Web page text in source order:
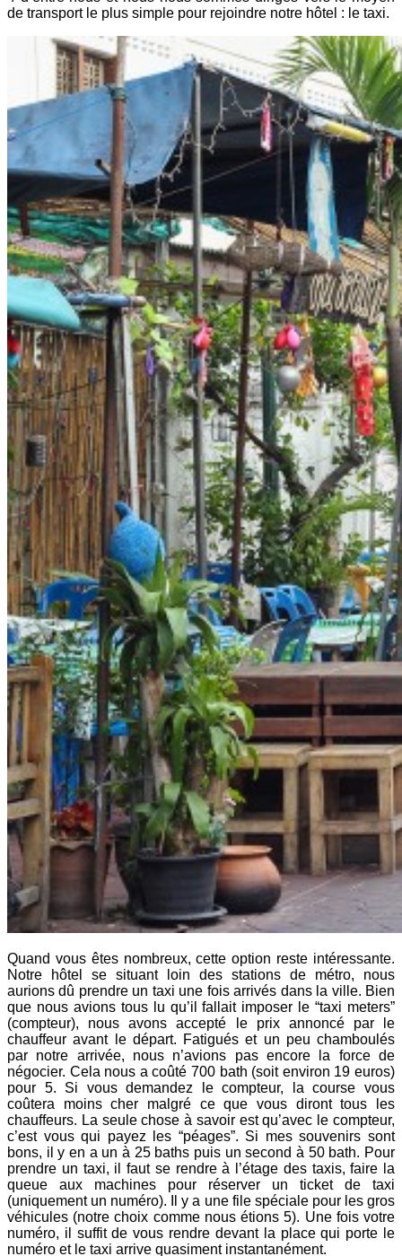
de transport le plus simple pour rejoindre notre hôtel : le taxi.
Quand vous êtes nombreux, cette option reste intéressante.
Notre hôtel se situant loin des stations de métro, nous
aurions dû prendre un taxi une fois arrivés dans la ville. Bien
que nous avions tous lu qu’il fallait imposer le “taxi meters”
(compteur), nous avons accepté le prix annoncé par le
chauffeur avant le départ. Fatigués et un peu chamboulés
par notre arrivée, nous n’avions pas encore la force de
négocier. Cela nous a coûté 700 bath (soit environ 19 euros)
pour 5. Si vous demandez le compteur, la course vous
coûtera moins cher malgré ce que vous diront tous les
chauffeurs. La seule chose à savoir est qu’avec le compteur,
c’est vous qui payez les “péages”. Si mes souvenirs sont
bons, il y en a un à 25 baths puis un second à 50 bath. Pour
prendre un taxi, il faut se rendre à l’étage des taxis, faire la
queue aux machines pour réserver un ticket de taxi
(uniquement un numéro). Il y a une file spéciale pour les gros
véhicules (notre choix comme nous étions 5). Une fois votre
numéro, il suffit de vous rendre devant la place qui porte le
numéro et le taxi arrive quasiment instantanément.